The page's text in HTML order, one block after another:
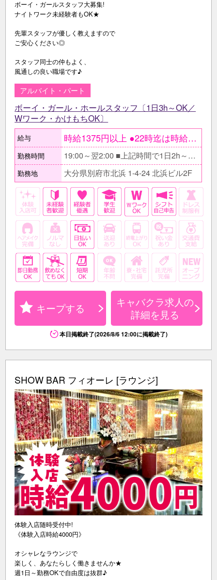
ボーイ・ガールスタッフ大募集!
ナイトワーク未経験者もOK★
先輩スタッフが優しく教えますので
ご安心ください◎
スタッフ同士の仲もよく、
風通しの良い職場です♪
アルバイト・パート
ボーイ・ガール・ホールスタッフ〔1日3h～OK／
Wワーク・かけもちOK〕
給与 時給1375円以上 ●22時迄は時給1719円 ○研修期間3ヵ月 〔未経験の方〕 時給1313円〔22時以降〕 時給1050円〔22時迄〕 【月収例】 深夜帯から勤務のWワーカー 時給1719円×1日4h×週5日 =月収13万7520円 ナイトワーク未経験の学生 時給1375円×１日3ｈ×週4日 ＝月収6万6000円以上 慣れてきたら時間や日数を増やしてさらに収入アップも可能♪
勤務時間 19:00～翌2:00 ■上記時間で1日2h～相談に応じます。 □Wワークで昼職と両立もできます。何でもご相談下さい！
勤務地 大分県別府市北浜 1-4-24 北浜ビル2F
キープする
キャバクラ求人の
詳細を見る
本日掲載終了(2026/8/6 12:00に掲載終了)
SHOW BAR フィオーレ [ラウンジ]
体験入店随時受付中!
《体験入店時給4000円》
オシャレなラウンジで
楽しく、あなたらしく働きませんか★
週1日～勤務OKで自由度は抜群♪